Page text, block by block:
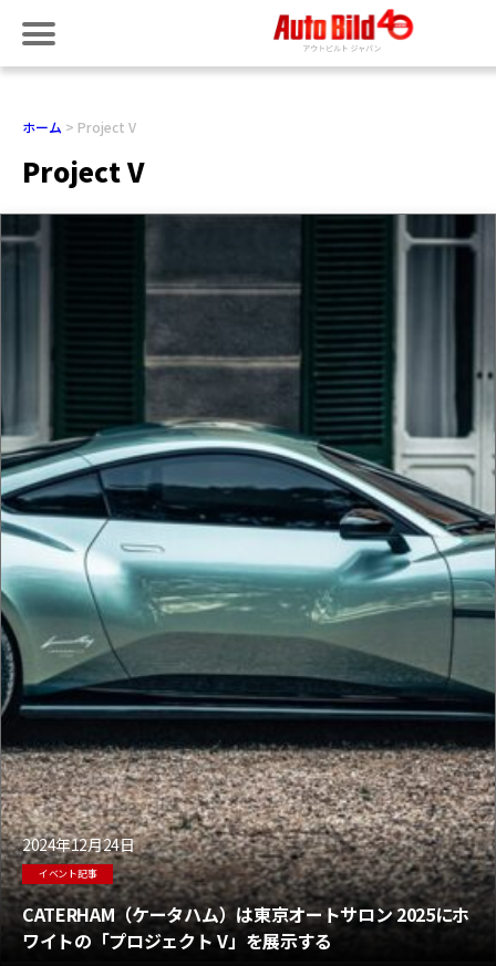
ホーム Project V
Project V
2024年12月24日
イベント記事
CATERHAM（ケータハム）は東京オートサロン 2025にホ
ワイトの「プロジェクト V」を展示する